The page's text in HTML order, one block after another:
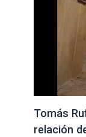
Tomás
relación